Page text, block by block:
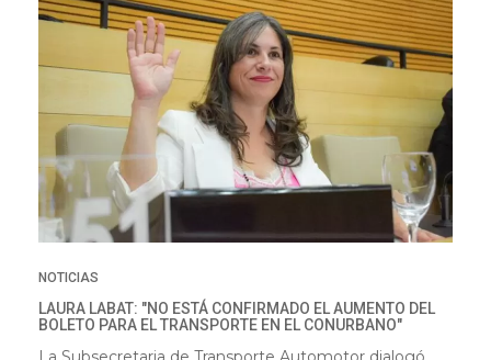
NOTICIAS
LAURA LABAT: "NO ESTÁ CONFIRMADO EL AUMENTO DEL
BOLETO PARA EL TRANSPORTE EN EL CONURBANO"